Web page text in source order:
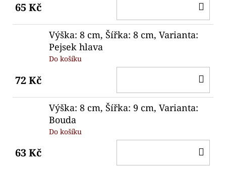
65 Kč
Výška: 8 cm, Šířka: 8 cm, Varianta:
Pejsek hlava
Do košíku
72 Kč
Výška: 8 cm, Šířka: 9 cm, Varianta:
Bouda
Do košíku
63 Kč